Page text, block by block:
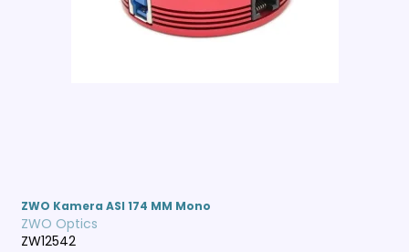
ZWO Kamera ASI 174 MM Mono
ZWO Optics
ZW12542